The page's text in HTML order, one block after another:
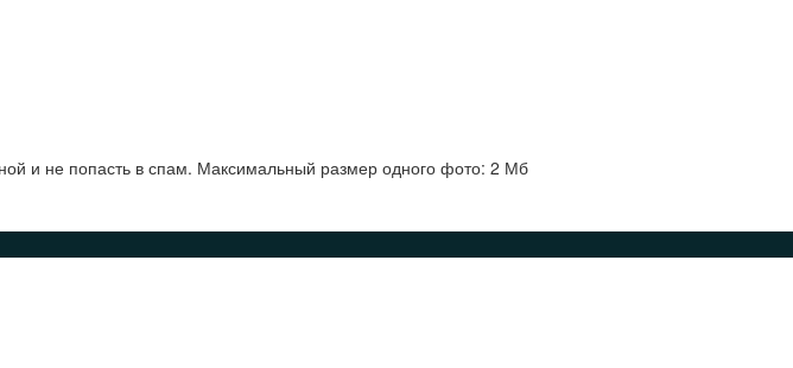
и не попасть в спам. Максимальный размер одного фото: 2 Мб